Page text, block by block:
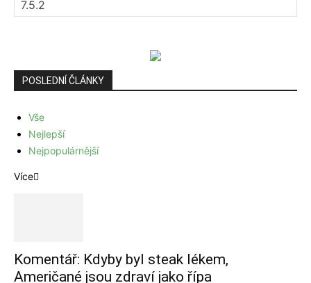
POSLEDNÍ ČLÁNKY
Vše
Nejlepší
Nejpopulárnější
Více
Komentář: Kdyby byl steak lékem,
Američané jsou zdraví jako řípa